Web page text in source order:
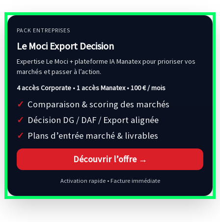
PACK ENTREPRISES
Le Moci Export Decision
Expertise Le Moci + plateforme IA Manatex pour prioriser vos
marchés et passer à l’action.
4 accès Corporate • 1 accès Manatex •100 € / mois
Comparaison & scoring des marchés
Décision DG / DAF / Export alignée
Plans d’entrée marché & livrables
Découvrir l’offre →
Activation rapide • Facture immédiate